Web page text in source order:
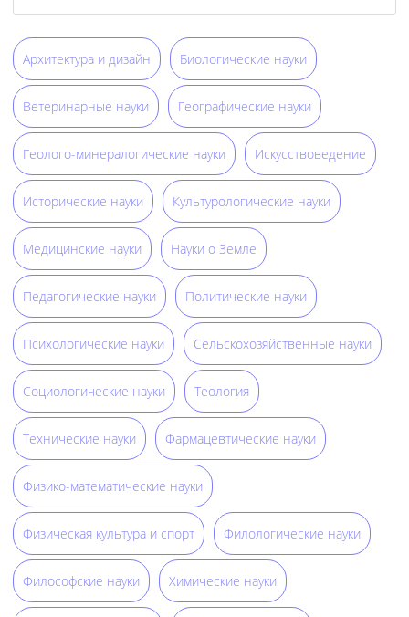
Архитектура и дизайн Биологические науки
Ветеринарные науки Географические науки
Геолого-минералогические науки Искусствоведение
Исторические науки Культурологические науки
Медицинские науки Науки о Земле
Педагогические науки Политические науки
Психологические науки Сельскохозяйственные науки
Социологические науки Теология
Технические науки Фармацевтические науки
Физико-математические науки
Физическая культура и спорт Филологические науки
Философские науки Химические науки